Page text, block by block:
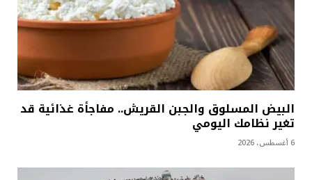
البيض المسلوق والجبن القريش.. مفاجأة غذائية قد
تغير نظامك اليومي
6 أغسطس، 2026